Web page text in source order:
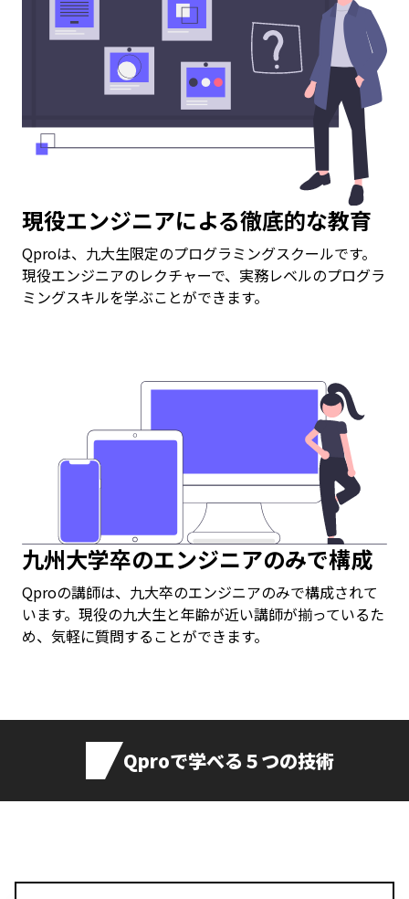
現役エンジニアによる徹底的な教育
Qproは、九大生限定のプログラミングスクールです。
現役エンジニアのレクチャーで、実務レベルのプログラ
ミングスキルを学ぶことができます。
九州大学卒のエンジニアのみで構成
Qproの講師は、九大卒のエンジニアのみで構成されて
います。現役の九大生と年齢が近い講師が揃っているた
め、気軽に質問することができます。
Qproで学べる５つの技術